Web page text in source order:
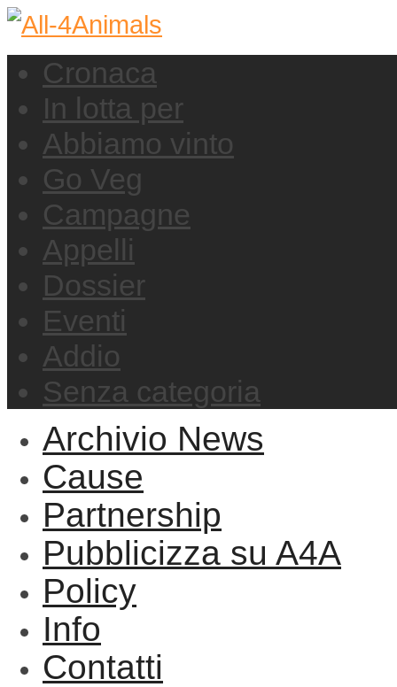
Cronaca
In lotta per
Abbiamo vinto
Go Veg
Campagne
Appelli
Dossier
Eventi
Addio
Senza categoria
Archivio News
Cause
Partnership
Pubblicizza su A4A
Policy
Info
Contatti